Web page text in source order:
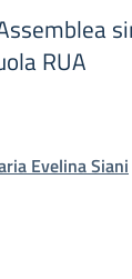
RUA
Evelina Siani